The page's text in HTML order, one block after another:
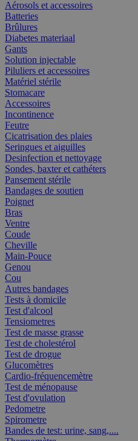
Aérosols et accessoires
Batteries
Brûlures
Diabetes materiaal
Gants
Solution injectable
Piluliers et accessoires
Matériel stérile
Stomacare
Accessoires
Incontinence
Feutre
Cicatrisation des plaies
Seringues et aiguilles
Desinfection et nettoyage
Sondes, baxter et cathéters
Pansement stérile
Bandages de soutien
Poignet
Bras
Ventre
Coude
Cheville
Main-Pouce
Genou
Cou
Autres bandages
Tests à domicile
Test d'alcool
Tensiometres
Test de masse grasse
Test de cholestérol
Test de drogue
Glucomètres
Cardio-fréquencemètre
Test de ménopause
Test d'ovulation
Pedometre
Spirometre
Bandes de test: urine, sang,....